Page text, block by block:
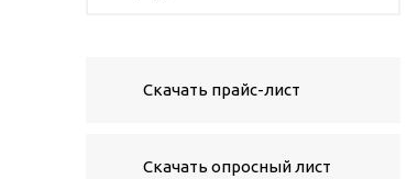
Скачать прайс-лист
Скачать опросный лист